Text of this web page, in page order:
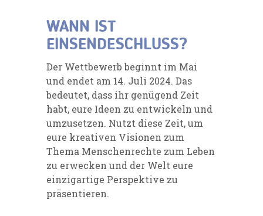
WANN IST
EINSENDESCHLUSS?
Der Wettbewerb beginnt im Mai
und endet am 14. Juli 2024. Das
bedeutet, dass ihr genügend Zeit
habt, eure Ideen zu entwickeln und
umzusetzen. Nutzt diese Zeit, um
eure kreativen Visionen zum
Thema Menschenrechte zum Leben
zu erwecken und der Welt eure
einzigartige Perspektive zu
präsentieren.